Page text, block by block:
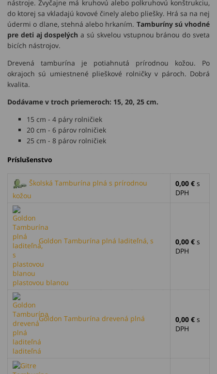
nástroje. Zvyčajne má kruhovú alebo polkruhovú konštrukciu,
do ktorej sa vkladajú kovové činely alebo pliešky. Hrá sa na nej
údermi o dlane, stehná alebo hrkaním. Tamburíny sú vhodné
pre deti aj dospelých a sú skvelou vstupnou bránou do sveta
bicích nástrojov.
Drevená tamburína je potiahnutá prírodnou kožou. Po
okrajoch sú umiestnené plieškové rolničky v pároch. Dobrá
kvalita.
Dodávame v troch priemeroch: 15, 20, 25 cm.
15 cm - 4 páry rolničiek
20 cm - 6 párov rolničiek
25 cm - 8 párov rolničiek
Príslušenstvo
Školská Tamburína plná s prírodnou
kožou
0,00 € s
DPH
Goldon Tamburína plná laditeľná, s
plastovou blanou
0,00 € s
DPH
Goldon Tamburína drevená plná
laditeľná
0,00 € s
DPH